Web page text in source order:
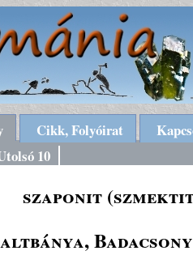
Cikk, Folyóirat
10
szaponit